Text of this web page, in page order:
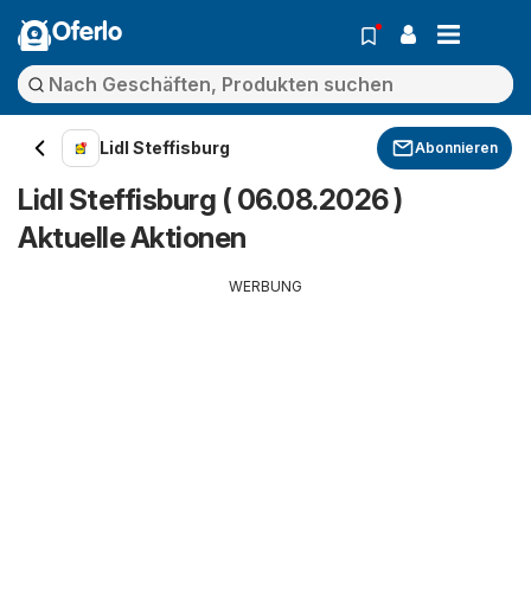
Oferlo
Lidl Steffisburg Abonnieren
Lidl Steffisburg ( 06.08.2026 )
Aktuelle Aktionen
WERBUNG